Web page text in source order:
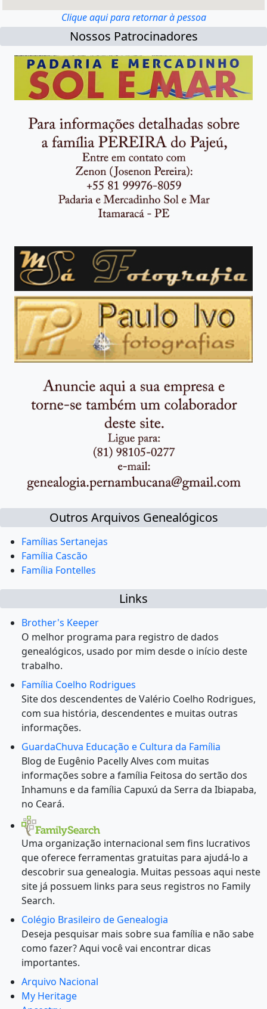
Clique aqui para retornar à pessoa
Nossos Patrocinadores
Outros Arquivos Genealógicos
Famílias Sertanejas
Família Cascão
Família Fontelles
Links
Brother's Keeper
O melhor programa para registro de dados
genealógicos, usado por mim desde o início deste
trabalho.
Família Coelho Rodrigues
Site dos descendentes de Valério Coelho Rodrigues,
com sua história, descendentes e muitas outras
informações.
GuardaChuva Educação e Cultura da Família
Blog de Eugênio Pacelly Alves com muitas
informações sobre a família Feitosa do sertão dos
Inhamuns e da família Capuxú da Serra da Ibiapaba,
no Ceará.
Uma organização internacional sem fins lucrativos
que oferece ferramentas gratuitas para ajudá-lo a
descobrir sua genealogia. Muitas pessoas aqui neste
site já possuem links para seus registros no Family
Search.
Colégio Brasileiro de Genealogia
Deseja pesquisar mais sobre sua família e não sabe
como fazer? Aqui você vai encontrar dicas
importantes.
Arquivo Nacional
My Heritage